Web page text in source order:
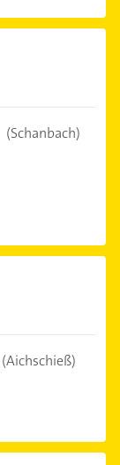
(Schanbach)
(Aichschieß)